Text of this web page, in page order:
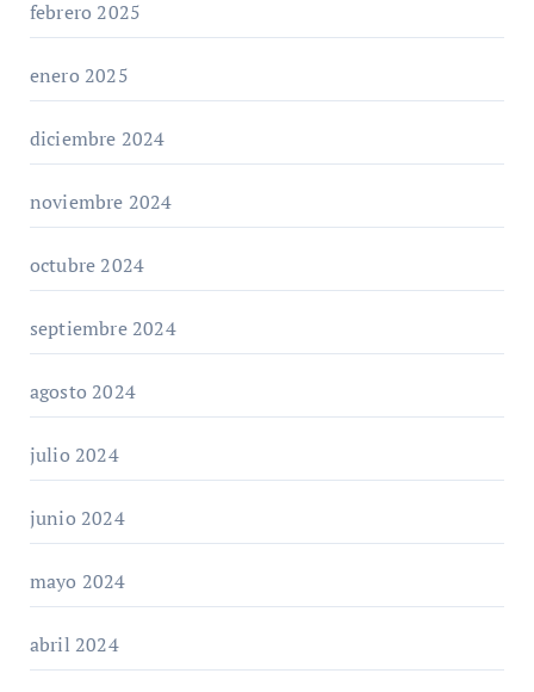
febrero 2025
enero 2025
diciembre 2024
noviembre 2024
octubre 2024
septiembre 2024
agosto 2024
julio 2024
junio 2024
mayo 2024
abril 2024